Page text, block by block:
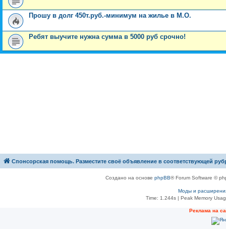
Прошу в долг 450т.руб.-минимум на жилье в М.О.
Ребят выучите нужна сумма в 5000 руб срочно!
Спонсорская помощь. Разместите своё объявление в соответствующей
Создано на основе phpBB® Forum Software ©
Моды и
Time: 1.244s| Peak Memory
Рeклама на